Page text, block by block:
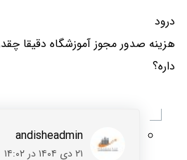
درود
هزینه صدور مجوز آموزشگاه دقیقا
داره؟
andisheadmin
۲۱ دی ۱۴۰۴ در ۱۴:۰۲